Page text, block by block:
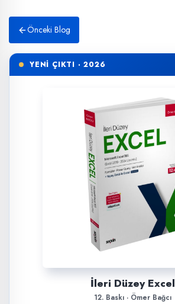
Önceki Blog
YENİ ÇIKTI · 2026
İleri Düzey Excel
12. Baskı · Ömer Bağcı